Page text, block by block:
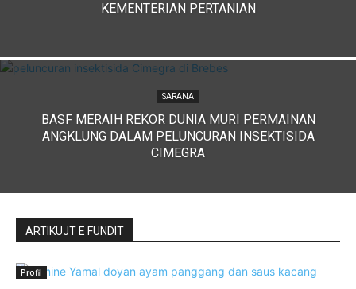
KEMENTERIAN PERTANIAN
SARANA
BASF MERAIH REKOR DUNIA MURI PERMAINAN
ANGKLUNG DALAM PELUNCURAN INSEKTISIDA
CIMEGRA
ARTIKUJT E FUNDIT
Profil